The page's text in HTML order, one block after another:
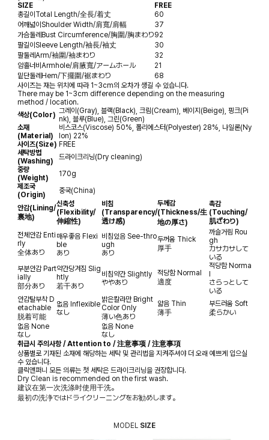
SIZE
FREE
총길이 Total Length/全長/着丈
60
어깨넓이 Shoulder Width/肩寬/肩幅
37
가슴둘레 Bust Circumference/胸圍/胸まわり92
팔길이 Sleeve Length/袖長/袖丈
30
팔둘레 Arm/袖圍/袖まわり
32
암홀너비 Armhole/肩腋寬/アームホール
21
밑단둘레 Hem/下擺圍/裾まわり
68
사이즈는 재는 위치에 따라 1~3cm의 오차가 생길 수 있습니다.
There may be 1~3cm difference depending on the measuring
method / location.
색상(Color) 그레이(Gray), 블랙(Black), 크림(Cream), 베이지(Beige), 핑크(Pi
nk), 블루(Blue), 그린(Green)
소재
(Material)
비스코스(Viscose) 50%, 폴리에스터(Polyester) 28%, 나일론(Ny
lon) 22%
사이즈(Size) FREE
세탁방법
(Washing)
드라이크리닝(Dry cleaning)
중량
(Weight)
170g
제조국
(Origin)
중국(China)
안감(Lining/
裏地)
신축성
(Flexibility/
伸縮性)
비침
(Transparency/
透け感)
두께감
(Thickness/生
地の厚さ)
촉감
(Touching/
肌ざわり)
전체안감 Enti
rly
全体あり
매우좋음 Flexi
ble
あり
비침있음 See-thro
ugh
あり
두꺼움 Thick
厚手
까슬거림 Rou
gh
カサカサして
いる
부분안감 Part
ially
部分あり
약간당겨짐 Slig
htly
若干あり
비침약간Slightly
ややあり
적당함 Normal
適度
적당함 Norma
さらっとして
いる
안감탈부착 D
etachable
脱着可能
없음 Inflexible
なし
밝은칼라만 Bright
Color Only
薄い色あり
얇음 Thin
薄手
부드러움 Soft
柔らかい
없음 None
なし
없음 None
なし
취급시 주의사항 / Attention to / 注意事项 / 注意事項
상품별로 기재된 소재에 해당하는 세탁 및 관리법을 지켜주셔야 더 오래 예쁘게 입으실
수 있습니다.
클릭앤퍼니 모든 의류는 첫 세탁은 드라이크리닝을 권장합니다.
Dry Clean is recommended on the first wash.
建议在第一次洗涤时使用干洗。
最初の洗浄ではドライクリーニングをお勧めします。
MODEL SIZE